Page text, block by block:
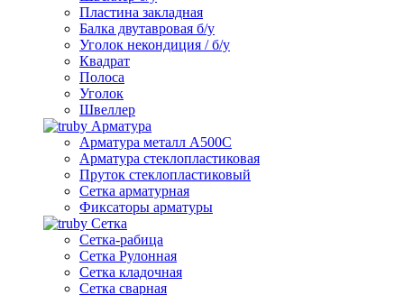
Пластина закладная
Балка двутавровая б/у
Уголок некондиция / б/у
Квадрат
Полоса
Уголок
Швеллер
Арматура
Арматура металл А500С
Арматура стеклопластиковая
Пруток стеклопластиковый
Сетка арматурная
Фиксаторы арматуры
Сетка
Сетка-рабица
Сетка Рулонная
Сетка кладочная
Сетка сварная